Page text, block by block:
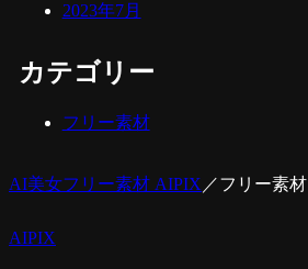
2023年7月
カテゴリー
フリー素材
AI美女フリー素材 AIPIX ／フリー素材
AIPIX